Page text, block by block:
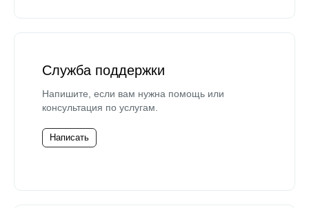
Служба поддержки
Напишите, если вам нужна помощь или
консультация по услугам.
Написать